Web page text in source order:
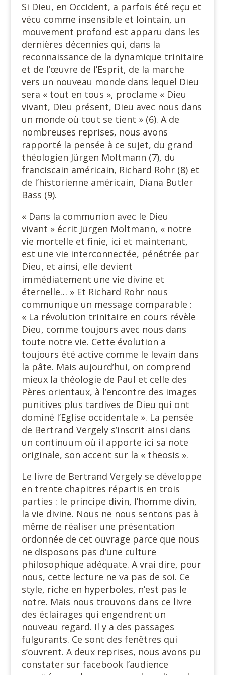
Si Dieu, en Occident, a parfois été reçu et
vécu comme insensible et lointain, un
mouvement profond est apparu dans les
dernières décennies qui, dans la
reconnaissance de la dynamique trinitaire
et de l’œuvre de l’Esprit, de la marche
vers un nouveau monde dans lequel Dieu
sera « tout en tous », proclame « Dieu
vivant, Dieu présent, Dieu avec nous dans
un monde où tout se tient » (6). A de
nombreuses reprises, nous avons
rapporté la pensée à ce sujet, du grand
théologien Jürgen Moltmann (7), du
franciscain américain, Richard Rohr (8) et
de l’historienne américain, Diana Butler
Bass (9).
« Dans la communion avec le Dieu
vivant » écrit Jürgen Moltmann, « notre
vie mortelle et finie, ici et maintenant,
est une vie interconnectée, pénétrée par
Dieu, et ainsi, elle devient
immédiatement une vie divine et
éternelle… » Et Richard Rohr nous
communique un message comparable :
« La révolution trinitaire en cours révèle
Dieu, comme toujours avec nous dans
toute notre vie. Cette évolution a
toujours été active comme le levain dans
la pâte. Mais aujourd’hui, on comprend
mieux la théologie de Paul et celle des
Pères orientaux, à l’encontre des images
punitives plus tardives de Dieu qui ont
dominé l’Eglise occidentale ». La pensée
de Bertrand Vergely s’inscrit ainsi dans
un continuum où il apporte ici sa note
originale, son accent sur la « theosis ».
Le livre de Bertrand Vergely se développe
en trente chapitres répartis en trois
parties : le principe divin, l’homme divin,
la vie divine. Nous ne nous sentons pas à
même de réaliser une présentation
ordonnée de cet ouvrage parce que nous
ne disposons pas d’une culture
philosophique adéquate. A vrai dire, pour
nous, cette lecture ne va pas de soi. Ce
style, riche en hyperboles, n’est pas le
notre. Mais nous trouvons dans ce livre
des éclairages qui engendrent un
nouveau regard. Il y a des passages
fulgurants. Ce sont des fenêtres qui
s’ouvrent. A deux reprises, nous avons pu
constater sur facebook l’audience